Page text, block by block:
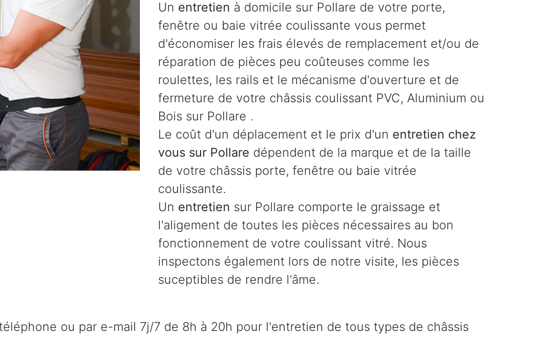
Un entretien à domicile sur Pollare de votre porte,
fenêtre ou baie vitrée coulissante vous permet
d'économiser les frais élevés de remplacement et/ou de
réparation de pièces peu coûteuses comme les
roulettes, les rails et le mécanisme d'ouverture et de
fermeture de votre châssis coulissant PVC, Aluminium ou
Bois sur Pollare .
Le coût d'un déplacement et le prix d'un entretien chez
vous sur Pollare dépendent de la marque et de la taille
de votre châssis porte, fenêtre ou baie vitrée
coulissante.
Un entretien sur Pollare comporte le graissage et
l'aligement de toutes les pièces nécessaires au bon
fonctionnement de votre coulissant vitré. Nous
inspectons également lors de notre visite, les pièces
suceptibles de rendre l'âme.
ou par e-mail 7j/7 de 8h à 20h pour l'entretien de tous types de châssis